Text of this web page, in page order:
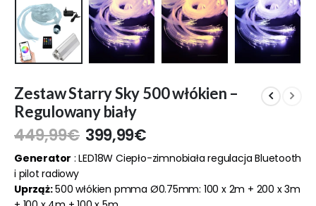
Zestaw Starry Sky 500 włókien –
Regulowany biały
449,99€ 399,99€
Generator : LED18W Ciepło-zimnobiała regulacja Bluetooth
i pilot radiowy
Uprząż:500 włókien pmma Ø0.75mm: 100 x 2m + 200 x 3m